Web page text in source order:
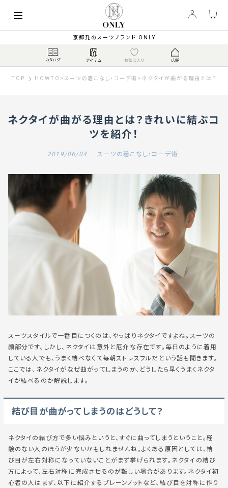
京都発のスーツブランド ONLY
TOP HOWTO >スーツの着こなし・コーデ術 > ネクタイが曲がる理由とは？き
ネクタイが曲がる理由とは？きれいに結ぶコ
ツを紹介！
2019/06/04 スーツの着こなし・コーデ術
スーツスタイルで一番目につくのは、やっぱりネクタイですよね。スーツの
顔部分です。しかし、ネクタイは意外と厄介な存在です。毎日のように着用
している人でも、うまく結べなくて毎朝ストレスフルだという話も聞きます。
ここでは、ネクタイがなぜ曲がってしまうのか、どうしたら早くうまくネクタ
イが結べるのか解説します。
結び目が曲がってしまうのはどうして？
ネクタイの結び方で多い悩みというと、すぐに曲ってしまうということ。経
験のない人のほうが少ないかもしれませんね。よくある原因としては、結
び目が左右対称になっていないことがまず挙げられます。ネクタイの結び
方によって、左右対称に完成させるのが難しい場合があります。ネクタイ初
心者の人はまず、以下に紹介するプレーンノットなど、結び目を対称に作り